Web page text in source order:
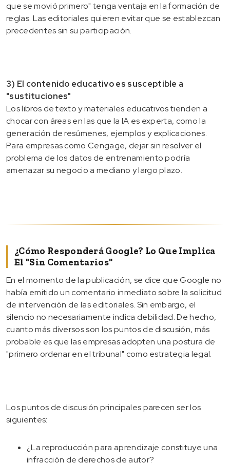
que se movió primero" tenga ventaja en la formación de
reglas. Las editoriales quieren evitar que se establezcan
precedentes sin su participación.
3) El contenido educativo es susceptible a
"sustituciones"
Los libros de texto y materiales educativos tienden a
chocar con áreas en las que la IA es experta, como la
generación de resúmenes, ejemplos y explicaciones.
Para empresas como Cengage, dejar sin resolver el
problema de los datos de entrenamiento podría
amenazar su negocio a mediano y largo plazo.
¿Cómo Responderá Google? Lo Que Implica
El "sin Comentarios"
En el momento de la publicación, se dice que Google no
había emitido un comentario inmediato sobre la solicitud
de intervención de las editoriales. Sin embargo, el
silencio no necesariamente indica debilidad. De hecho,
cuanto más diversos son los puntos de discusión, más
probable es que las empresas adopten una postura de
"primero ordenar en el tribunal" como estrategia legal.
Los puntos de discusión principales parecen ser los
siguientes:
¿La reproducción para aprendizaje constituye una
infracción de derechos de autor?